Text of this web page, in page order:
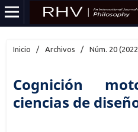
Inicio / Archivos / Núm. 20
Cognición
ciencias de